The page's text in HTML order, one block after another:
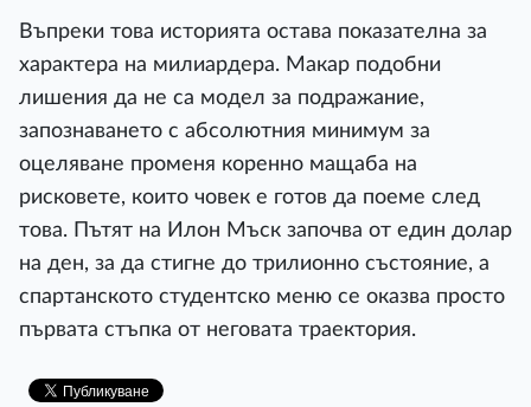
Въпреки това историята остава показателна за
характера на милиардера. Макар подобни
лишения да не са модел за подражание,
запознаването с абсолютния минимум за
оцеляване променя коренно мащаба на
рисковете, които човек е готов да поеме след
това. Пътят на Илон Мъск започва от един долар
на ден, за да стигне до трилионно състояние, а
спартанското студентско меню се оказва просто
първата стъпка от неговата траектория.